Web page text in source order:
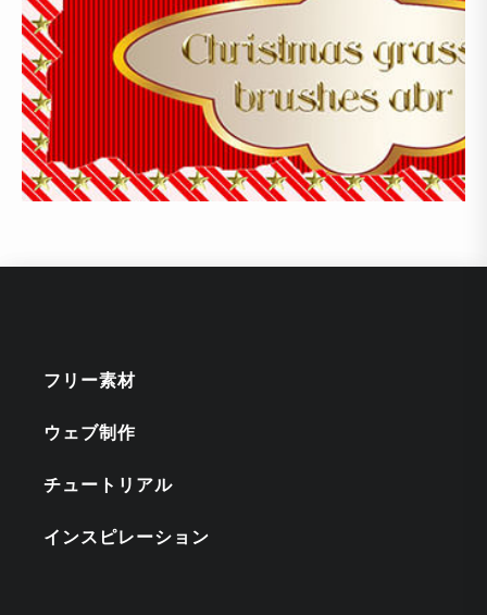
フリー素材
ウェブ制作
チュートリアル
インスピレーション